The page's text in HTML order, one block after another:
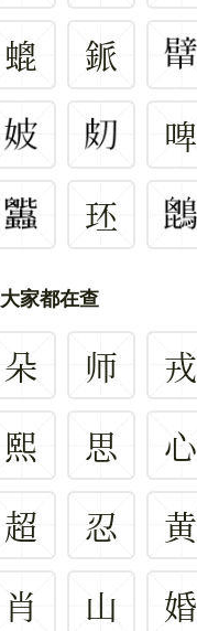
螕
䤨
啤
㺽
大家都在查
朵 师 戎
熙
思 心
超
忍 黄
肖
山 婚